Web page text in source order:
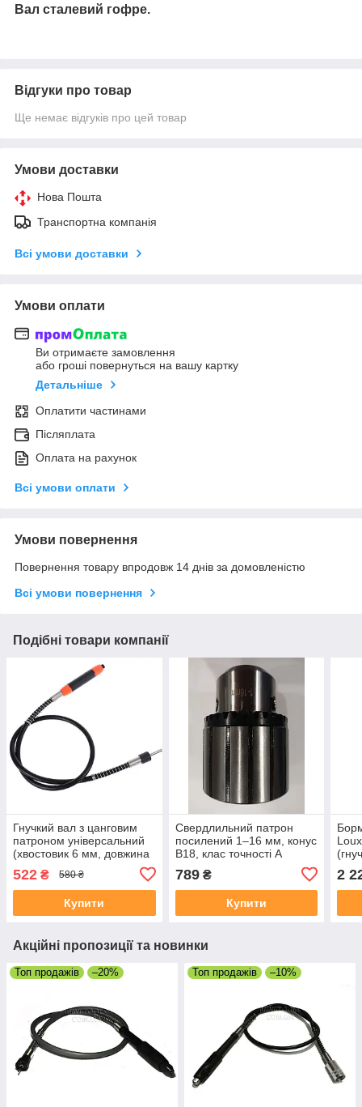
Вал сталевий гофре.
Відгуки про товар
Ще немає відгуків про цей товар
Умови доставки
Нова Пошта
Транспортна компанія
Всі умови доставки
Умови оплати
Ви отримаєте замовлення
або гроші повернуться на вашу картку
Детальніше
Оплатити частинами
Післяплата
Оплата на рахунок
Всі умови оплати
Умови повернення
Повернення товару впродовж 14 днів за домовленістю
Всі умови повернення
Подібні товари компанії
Гнучкий вал з цанговим
патроном універсальний
(хвостовик 6 мм, довжина
522 ₴ 580 ₴
Купити
Свердлильний патрон
посилений 1–16 мм, конус
В18, клас точності А
789₴
Купити
2
Акційні пропозиції та новинки
Топ продажів –20% Топ продажів –10%